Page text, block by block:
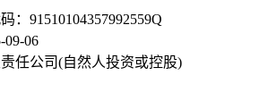
：91510104357992559Q
09-06
任公司(自然人投资或控股)